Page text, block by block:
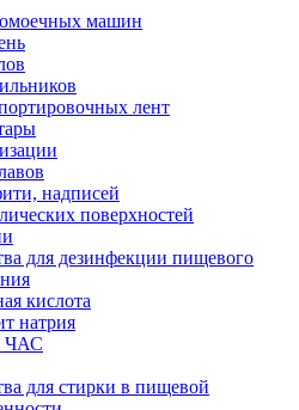
машин
лент
надписей
поверхностей
для дезинфекции пищевого
кислота
натрия
ЧАС
для стирки в пищевой